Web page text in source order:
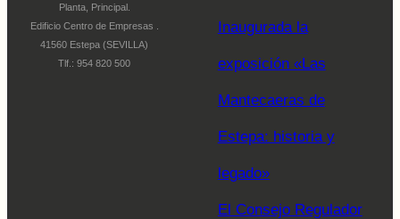
Planta, Principal.
Edificio Centro de Empresas .
41560 Estepa (SEVILLA)
Tlf.: 954 820 500
Inaugurada la
exposición «Las
Mantecaeras de
Estepa: historia y
legado»
El Consejo Regulador